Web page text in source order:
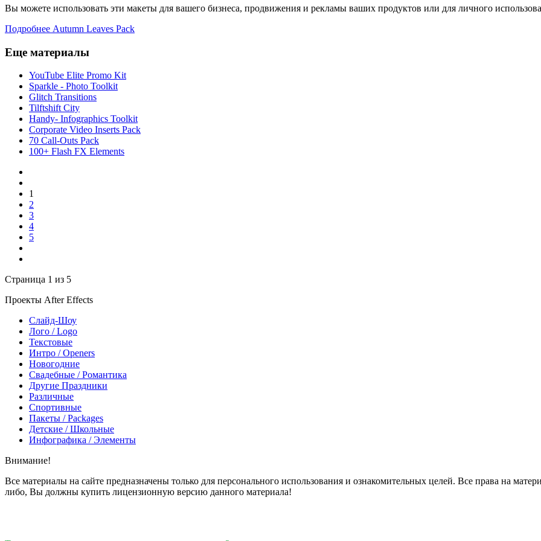
Вы можете использовать эти макеты для вашего бизнеса, продвижения и рекламы ваших продуктов или для личного
Подробнее Autumn Leaves Pack
Еще материалы
YouTube Elite Promo Kit
Sparkle - Photo Toolkit
Glitch Transitions
Tilftshift City
Handy- Infographics Toolkit
Corporate Video Inserts Pack
70 Call-Outs Pack
100+ Flash FX Elements
1
2
3
4
5
Страница 1 из 5
Проекты After Effects
Слайд-Шоу
Лого / Logo
Текстовые
Интро / Openers
Новогодние
Свадебные / Романтика
Другие Праздники
Различные
Спортивные
Пакеты / Packages
Детские / Школьные
Инфографика / Элементы
Внимание!
Все материалы на сайте предназначены только для персонального использования и ознакомительных целей. Все права на
либо, Вы должны купить лицензионную версию данного материала!